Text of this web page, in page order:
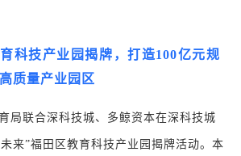
科技产业园揭牌，打造100亿元规
质量产业园区
局联合深科技城、多鲸资本在深科技城
来”福田区教育科技产业园揭牌活动。本